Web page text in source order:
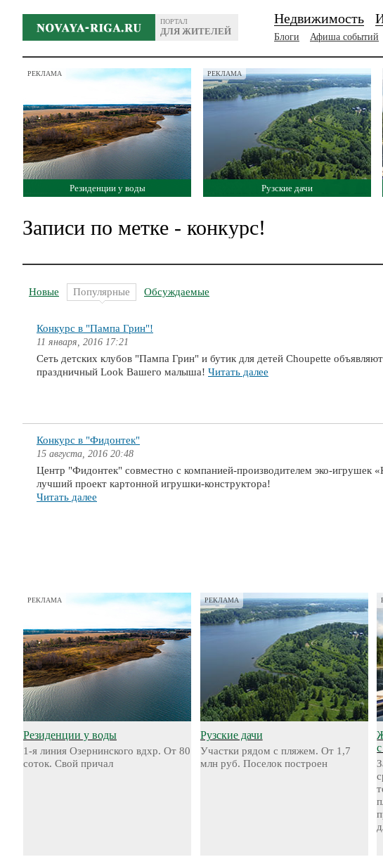
ПОРТАЛ
ДЛЯ ЖИТЕЛЕЙ
Недвижимость
Блоги Афиша событий
РЕКЛАМА
Резиденции у воды
РЕКЛАМА
Рузские дачи
Записи по метке - конкурс!
Новые Популярные Обсуждаемые
Конкурс в "Пампа Грин"!
11 января, 2016 17:21
Сеть детcких клубов "Пампа Грин" и бутик для детей Choupette
праздничный Look Вашего малыша! Читать далее
Конкурс в "Фидонтек"
15 августа, 2016 20:48
Центр "Фидонтек" совместно с компанией-производителем эко-игрушек
лучший проект картонной игрушки-конструктора!
Читать далее
РЕКЛАМА
Резиденции у воды
1-я линия Озернинского вдхр. От 80
соток. Свой причал
РЕКЛАМА
Рузские дачи
Участки рядом с пляжем. От 1,7
млн руб. Поселок построен